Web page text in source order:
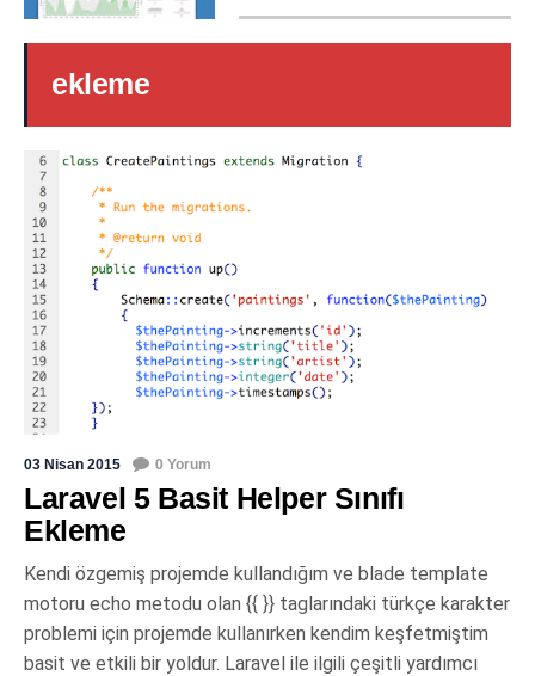
ekleme
03 Nisan 2015 0 Yorum
Laravel 5 Basit Helper Sınıfı
Ekleme
Kendi özgemiş projemde kullandığım ve blade template
motoru echo metodu olan {{ }} taglarındaki türkçe karakter
problemi için projemde kullanırken kendim keşfetmiştim
basit ve etkili bir yoldur. Laravel ile ilgili çeşitli yardımcı